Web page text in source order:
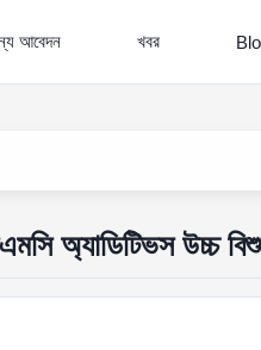
আবেদন খবর
অ্যাডিটিভস উচ্চ